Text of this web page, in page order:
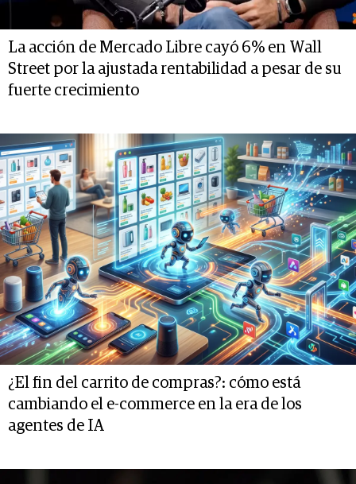
La acción de Mercado Libre cayó 6% en Wall
Street por la ajustada rentabilidad a pesar de su
fuerte crecimiento
¿El fin del carrito de compras?: cómo está
cambiando el e-commerce en la era de los
agentes de IA